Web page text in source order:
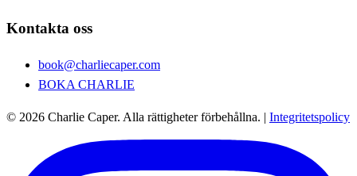
Kontakta oss
book@charliecaper.com
BOKA CHARLIE
© 2026 Charlie Caper. Alla rättigheter förbehållna. | Integritetspolicy